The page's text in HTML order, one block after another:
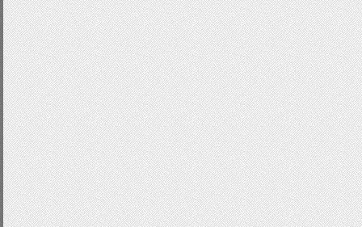
width: 56px;
height: 66px;
}
.prev:hover{
-webkit-transform:matrix
-moz-transform:matrix(1,
-ms-transform:matrix(1,0
-o-transform:matrix(1,0,